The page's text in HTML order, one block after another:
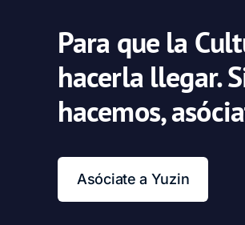
Para que la
hacerla llegar.
hacemos,
Asóciate a Yuzin